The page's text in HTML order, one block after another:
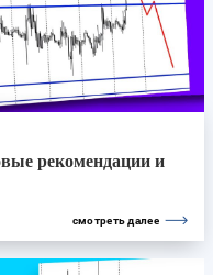
рекомендации и
смотреть далее